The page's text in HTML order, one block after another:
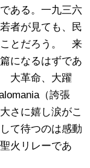
ある。一九三六
者が見ても、民
ことだろう。 来
になるはずであ
大革命、大躍
（誇張
さに嬉し涙がこ
て待つのは感動
火リレーであ